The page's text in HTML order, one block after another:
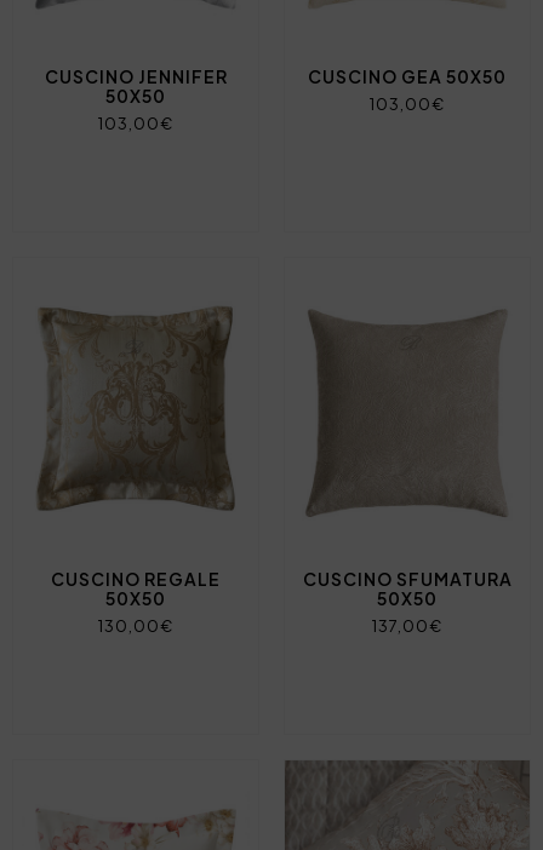
CUSCINO JENNIFER
50X50
103,00€
CUSCINO GEA 50X50
103,00€
CUSCINO REGALE
50X50
130,00€
CUSCINO SFUMATURA
50X50
137,00€